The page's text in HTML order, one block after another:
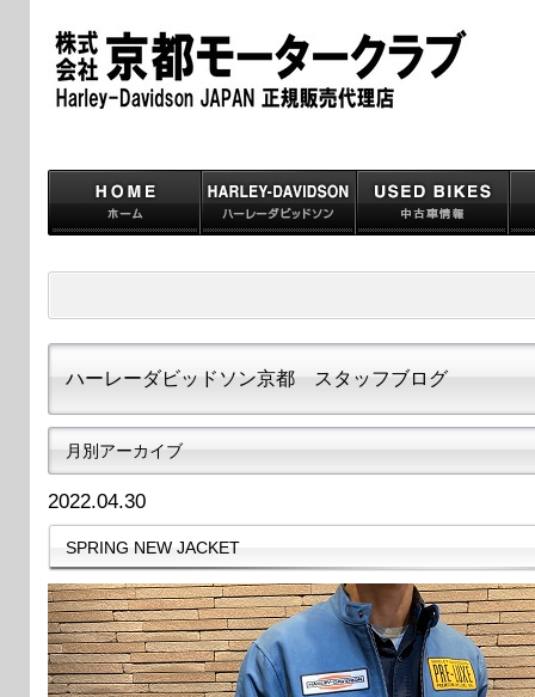
ハーレーダビッドソン京都 スタッフブログ
月別アーカイブ
2022.04.30
SPRING NEW JACKET